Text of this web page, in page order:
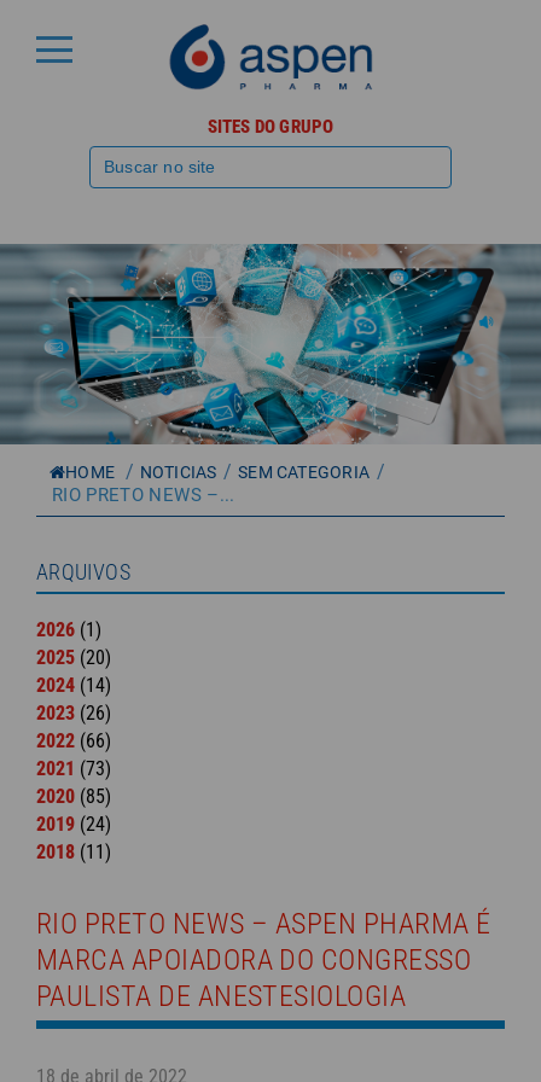
SITES DO GRUPO
HOME / NOTICIAS / SEM CATEGORIA /
RIO PRETO NEWS –...
RIO PRETO NEWS – ASPEN PHARMA É
MARCA APOIADORA DO CONGRESSO
PAULISTA DE ANESTESIOLOGIA
18 de abril de 2022
ARQUIVOS
2026 (1)
2025 (20)
2024 (14)
2023 (26)
2022 (66)
2021 (73)
2020 (85)
2019 (24)
2018 (11)